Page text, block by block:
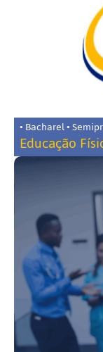
• Bacharel •
Educação